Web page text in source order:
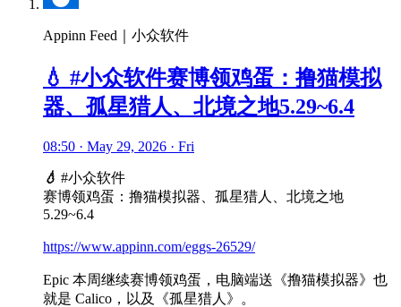
Appinn Feed｜小众软件
💧 #小众软件赛博领鸡蛋：撸猫模拟
器、孤星猎人、北境之地5.29~6.4
08:50 · May 29, 2026 · Fri
💧 #小众软件
赛博领鸡蛋：撸猫模拟器、孤星猎人、北境之地
5.29~6.4
https://www.appinn.com/eggs-26529/
Epic 本周继续赛博领鸡蛋，电脑端送《撸猫模拟器》也
就是 Calico，以及《孤星猎人》。